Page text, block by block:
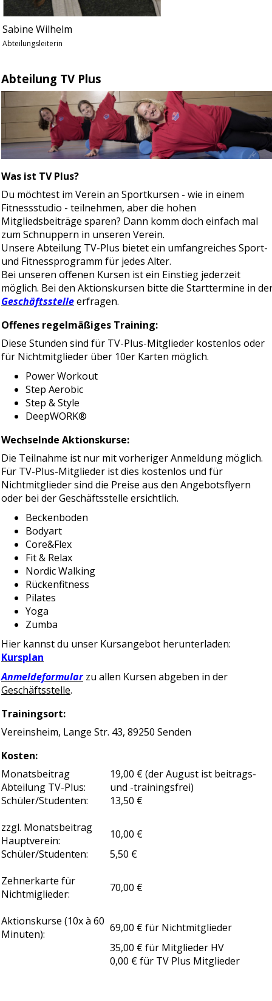
Sabine Wilhelm
Abteilungsleiterin
Abteilung TV Plus
Was ist TV Plus?
Du möchtest im Verein an Sportkursen - wie in einem
Fitnessstudio - teilnehmen, aber die hohen
Mitgliedsbeiträge sparen? Dann komm doch einfach mal
zum Schnuppern in unseren Verein.
Unsere Abteilung TV-Plus bietet ein umfangreiches Sport-
und Fitnessprogramm für jedes Alter.
Bei unseren offenen Kursen ist ein Einstieg jederzeit
möglich. Bei den Aktionskursen bitte die Starttermine in
Geschäftsstelleerfragen.
Offenes regelmäßiges Training:
Diese Stunden sind für TV-Plus-Mitglieder kostenlos oder
für Nichtmitglieder über 10er Karten möglich.
Power Workout
Step Aerobic
Step & Style
DeepWORK®
Wechselnde Aktionskurse:
Die Teilnahme ist nur mit vorheriger Anmeldung möglich.
Für TV-Plus-Mitglieder ist dies kostenlos und für
Nichtmitglieder sind die Preise aus den Angebotsflyern
oder bei der Geschäftsstelle ersichtlich.
Beckenboden
Bodyart
Core&Flex
Fit & Relax
Nordic Walking
Rückenfitness
Pilates
Yoga
Zumba
Hier kannst du unser Kursangebot herunterladen:
Kursplan
Anmeldeformularzu allen Kursen abgeben in der
Geschäftsstelle.
Trainingsort:
Vereinsheim, Lange Str. 43, 89250 Senden
Kosten:
Monatsbeitrag
Abteilung TV-Plus:
19,00 € (der August ist beitrags-
und -trainingsfrei)
Schüler/Studenten:
13,50 €
zzgl. Monatsbeitrag
Hauptverein:
10,00 €
Schüler/Studenten:
5,50 €
Zehnerkarte für
Nichtmiglieder:
70,00 €
Aktionskurse (10x à 60
Minuten):
69,00 € für Nichtmitglieder
35,00 € für Mitglieder HV
0,00 € für TV Plus Mitglieder